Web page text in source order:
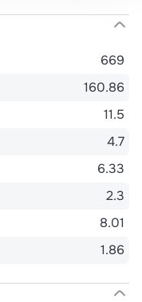
669
160.86
11.5
4.7
6.33
2.3
8.01
1.86